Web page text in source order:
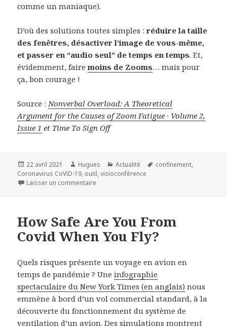
comme un maniaque).
D’où des solutions toutes simples :réduire la taille
des fenêtres, désactiver l’image de vous-même,
et passer en “audio seul” de temps en temps. Et,
évidemment, fairemoins de Zooms… mais pour
ça, bon courage !
Source :Nonverbal Overload: A Theoretical
Argument for the Causes of Zoom Fatigue · Volume 2,
Issue 1 et Time To Sign Off
Publié
le
22 avril 2021 Auteur
Hugues Catégories
Actualité
Mots-
confinement,
Coronavirus CoViD-19, outil,visioconférence
Laisser un commentaire
How Safe Are You From
Covid When You Fly?
Quels risques présente un voyage en avion en
temps de pandémie ? Uneinfographie
spectaculaire du New York Times (en anglais) nous
emmène à bord d’un vol commercial standard, à la
découverte du fonctionnement du système de
ventilation d’un avion. Des simulations montrent